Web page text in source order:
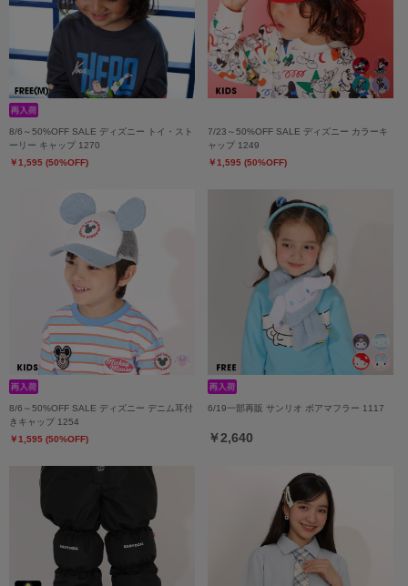
8/6～50%OFF SALE ディズニー トイ・スト
ーリー キャップ 1270
￥1,595 (50%OFF)
7/23～50%OFF SALE ディズニー カラーキ
ャップ 1249
￥1,595 (50%OFF)
8/6～50%OFF SALE ディズニー デニム耳付
きキャップ 1254
￥1,595 (50%OFF)
6/19一部再販 サンリオ ボアマフラー 1117
￥2,640